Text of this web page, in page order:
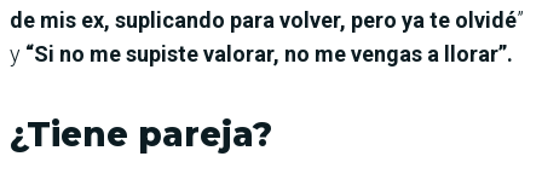
de mis ex, suplicando para volver, pero ya te olvidé”
y “Si no me supiste valorar, no me vengas a llorar”.
¿Tiene pareja?